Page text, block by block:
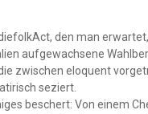
den man
aufgewachsene
zwischen eloquent
seziert.
beschert: Von einem